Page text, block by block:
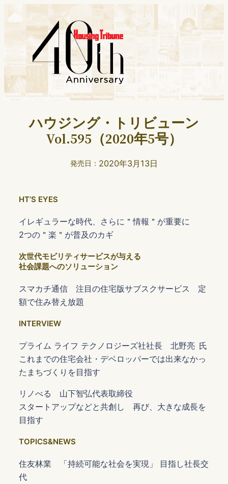
ハウジング・トリビューン
Vol.595（2020年5号）
発売日： 2020年3月13日
HTʼS EYES
イレギュラーな時代、さらに＂情報＂が重要に
2つの＂楽＂が普及のカギ
次世代モビリティサービスが与える
社会課題へのソリューション
スマカチ通信 注目の住宅版サブスクサービス 定
額で住み替え放題
INTERVIEW
プライム ライフ テクノロジーズ社社長 北野亮 氏
これまでの住宅会社・デベロッパーでは出来なかっ
たまちづくりを目指す
リノべる 山下智弘代表取締役
スタートアップなどと共創し 再び、大きな成長を
目指す
TOPICS&NEWS
住友林業 「持続可能な社会を実現」 目指し社長交
代